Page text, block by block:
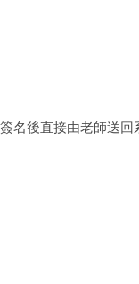
名後直接由老師送回